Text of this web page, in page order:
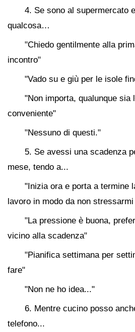
4. Se sono al supermercato
qualcosa…
"Chiedo gentilmente alla
incontro"
"Vado su e giù per le isole
"Non importa, qualunque sia
conveniente"
"Nessuno di questi."
5. Se avessi una scadenza
mese, tendo a...
"Inizia ora e porta a termine
lavoro in modo da non
"La pressione è buona,
vicino alla scadenza"
"Pianifica settimana per
fare"
"Non ne ho idea..."
6. Mentre cucino posso
telefono...